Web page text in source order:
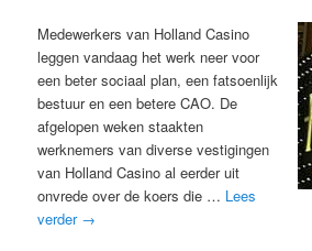
Medewerkers van Holland Casino
leggen vandaag het werk neer voor
een beter sociaal plan, een fatsoenlijk
bestuur en een betere CAO. De
afgelopen weken staakten
werknemers van diverse vestigingen
van Holland Casino al eerder uit
onvrede over de koers die … Lees
verder →